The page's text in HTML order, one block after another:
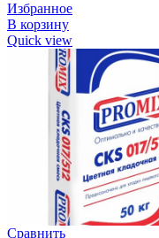
Избранное
В корзину
Quick view
Сравнить